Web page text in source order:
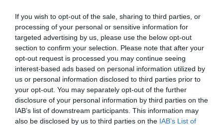
If you wish to opt-out of the sale, sharing to third parties, or
processing of your personal or sensitive information for
targeted advertising by us, please use the below opt-out
section to confirm your selection. Please note that after your
opt-out request is processed you may continue seeing
interest-based ads based on personal information utilized by
us or personal information disclosed to third parties prior to
your opt-out. You may separately opt-out of the further
disclosure of your personal information by third parties on the
IAB’s list of downstream participants. This information may
also be disclosed by us to third parties on the IAB’s List of
países de la OTAN a gastar una enorme cifra en
armamento, la economía y la industria
armamentística americana será la gran
beneficiada.
¿Una OTAN para Asia?
¿No será que los planes de Trump del 5% del PIB